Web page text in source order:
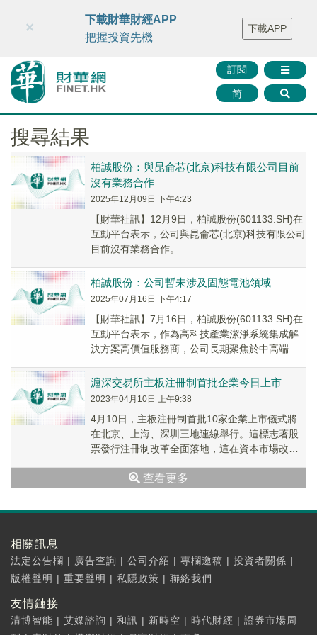
財華智庫網 FINTV FINMETA 財華證券 媒體矩陣
智庫沙龍
聯絡我們
訂閱
简
×
下載財華財經APP
把握投資先機
下載APP
搜尋結果
柏誠股份：與昆侖芯(北京)科技有限公司目前
沒有業務合作
2025年12月09日 下午4:23
【財華社訊】12月9日，柏誠股份(601133.SH)在
互動平台表示，公司與昆侖芯(北京)科技有限公司
目前沒有業務合作。
柏誠股份：公司暫未涉及固態電池領域
2025年07月16日 下午4:17
【財華社訊】7月16日，柏誠股份(601133.SH)在
互動平台表示，作為高科技產業潔淨系統集成解
決方案高價值服務商，公司長期聚焦於中高端潔
滬深交易所主板注冊制首批企業今日上市
2023年04月10日 上午9:38
4月10日，主板注冊制首批10家企業上市儀式將
在北京、上海、深圳三地連線舉行。這標志著股
票發行注冊制改革全面落地，這在資本市場改革
查看更多
相關訊息
法定公告欄 | 廣告查詢 | 公司介紹 | 專欄邀稿 | 投資者關係 |
版權聲明 | 重要聲明 | 私隱政策 | 聯絡我們
友情鏈接
清博智能 | 艾媒諮詢 | 和訊 | 新時空 | 時代財經 | 證券市場周